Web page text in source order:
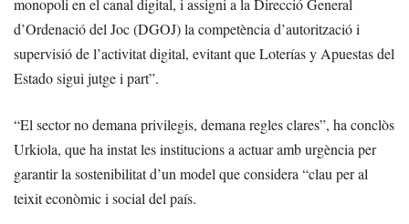
d’Ordenació del Joc (DGOJ) la competència d’autorització i
supervisió de l’activitat digital, evitant que Loterías y Apuestas del
Estado sigui jutge i part”.
“El sector no demana privilegis, demana regles clares”, ha conclòs
Urkiola, que ha instat les institucions a actuar amb urgència per
garantir la sostenibilitat d’un model que considera “clau per al
teixit econòmic i social del país.